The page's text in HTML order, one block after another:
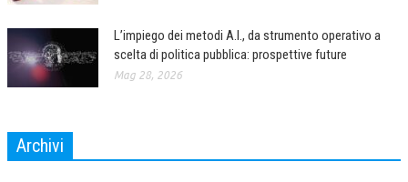
TAX RISK MANAGEMENT
CRIMINOLOGIA TRIBUTARIA
CFC E PARADISI FISCALI
PRASSI
L’impiego dei metodi A.I., da strumento operativo a
scelta di politica pubblica: prospettive future
Mag 28, 2026
Archivi